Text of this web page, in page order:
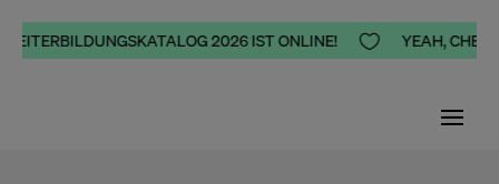
2026 IST ONLINE!  YEAH,